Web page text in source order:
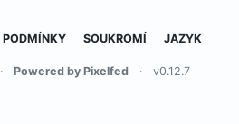
PODMÍNKY SOUKROMÍ JAZYK
· Powered by Pixelfed · v0.12.7